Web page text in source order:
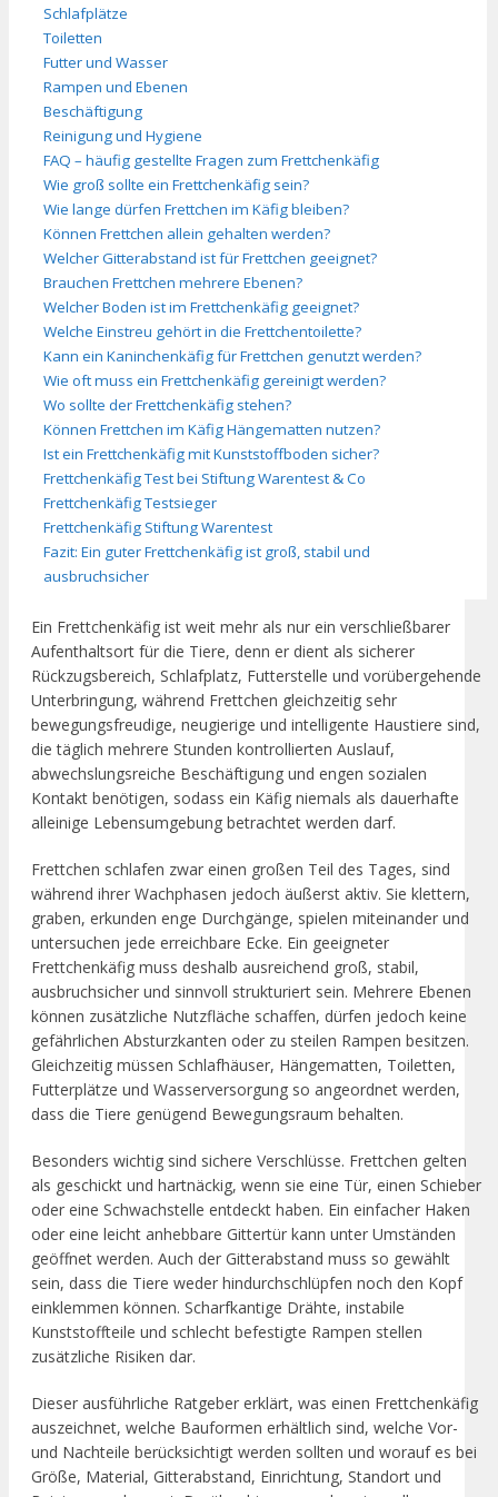
Schlafplätze
Toiletten
Futter und Wasser
Rampen und Ebenen
Beschäftigung
Reinigung und Hygiene
FAQ – häufig gestellte Fragen zum Frettchenkäfig
Wie groß sollte ein Frettchenkäfig sein?
Wie lange dürfen Frettchen im Käfig bleiben?
Können Frettchen allein gehalten werden?
Welcher Gitterabstand ist für Frettchen geeignet?
Brauchen Frettchen mehrere Ebenen?
Welcher Boden ist im Frettchenkäfig geeignet?
Welche Einstreu gehört in die Frettchentoilette?
Kann ein Kaninchenkäfig für Frettchen genutzt werden?
Wie oft muss ein Frettchenkäfig gereinigt werden?
Wo sollte der Frettchenkäfig stehen?
Können Frettchen im Käfig Hängematten nutzen?
Ist ein Frettchenkäfig mit Kunststoffboden sicher?
Frettchenkäfig Test bei Stiftung Warentest & Co
Frettchenkäfig Testsieger
Frettchenkäfig Stiftung Warentest
Fazit: Ein guter Frettchenkäfig ist groß, stabil und
ausbruchsicher
Ein Frettchenkäfig ist weit mehr als nur ein verschließbarer
Aufenthaltsort für die Tiere, denn er dient als sicherer
Rückzugsbereich, Schlafplatz, Futterstelle und vorübergehende
Unterbringung, während Frettchen gleichzeitig sehr
bewegungsfreudige, neugierige und intelligente Haustiere sind,
die täglich mehrere Stunden kontrollierten Auslauf,
abwechslungsreiche Beschäftigung und engen sozialen
Kontakt benötigen, sodass ein Käfig niemals als dauerhafte
alleinige Lebensumgebung betrachtet werden darf.
Frettchen schlafen zwar einen großen Teil des Tages, sind
während ihrer Wachphasen jedoch äußerst aktiv. Sie klettern,
graben, erkunden enge Durchgänge, spielen miteinander und
untersuchen jede erreichbare Ecke. Ein geeigneter
Frettchenkäfig muss deshalb ausreichend groß, stabil,
ausbruchsicher und sinnvoll strukturiert sein. Mehrere Ebenen
können zusätzliche Nutzfläche schaffen, dürfen jedoch keine
gefährlichen Absturzkanten oder zu steilen Rampen besitzen.
Gleichzeitig müssen Schlafhäuser, Hängematten, Toiletten,
Futterplätze und Wasserversorgung so angeordnet werden,
dass die Tiere genügend Bewegungsraum behalten.
Besonders wichtig sind sichere Verschlüsse. Frettchen gelten
als geschickt und hartnäckig, wenn sie eine Tür, einen Schieber
oder eine Schwachstelle entdeckt haben. Ein einfacher Haken
oder eine leicht anhebbare Gittertür kann unter Umständen
geöffnet werden. Auch der Gitterabstand muss so gewählt
sein, dass die Tiere weder hindurchschlüpfen noch den Kopf
einklemmen können. Scharfkantige Drähte, instabile
Kunststoffteile und schlecht befestigte Rampen stellen
zusätzliche Risiken dar.
Dieser ausführliche Ratgeber erklärt, was einen Frettchenkäfig
auszeichnet, welche Bauformen erhältlich sind, welche Vor-
und Nachteile berücksichtigt werden sollten und worauf es bei
Größe, Material, Gitterabstand, Einrichtung, Standort und